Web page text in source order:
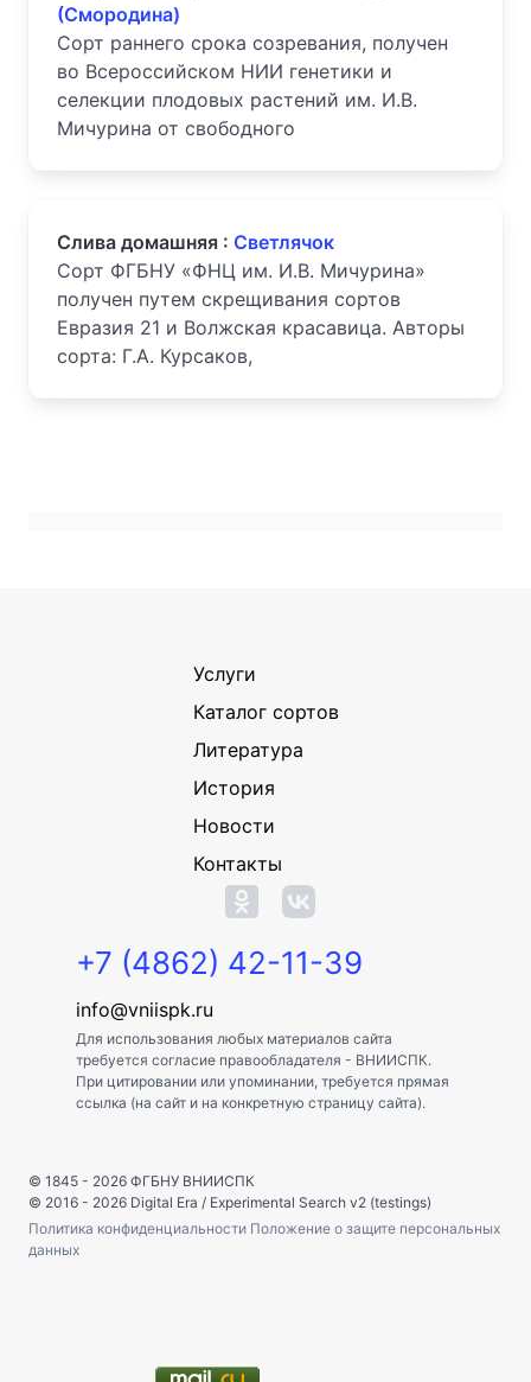
(Смородина)
Сорт раннего срока созревания, получен
во Всероссийском НИИ генетики и
селекции плодовых растений им. И.В.
Мичурина от свободного
Слива домашняя : Светлячок
Сорт ФГБНУ «ФНЦ им. И.В. Мичурина»
получен путем скрещивания сортов
Евразия 21 и Волжская красавица. Авторы
сорта: Г.А. Курсаков,
Услуги
Каталог сортов
Литература
История
Новости
Контакты
+7 (4862) 42-11-39
info@vniispk.ru
Для использования любых материалов сайта
требуется согласие правообладателя - ВНИИСПК.
При цитировании или упоминании, требуется прямая
ссылка (на сайт и на конкретную страницу сайта).
© 1845 - 2026 ФГБНУ ВНИИСПК
© 2016 - 2026 Digital Era / Experimental Search v2 (testings)
Политика конфиденциальности Положение о защите персональных
данных